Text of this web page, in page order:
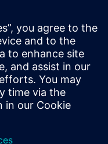
for this training, for
then please click the
personal details and
you.